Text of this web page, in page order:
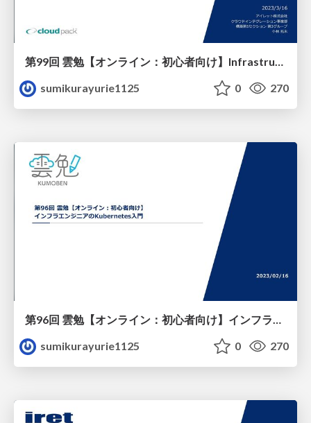
第99回 雲勉【オンライン：初心者向け】Infrastructure as Code (IaC) 入門 〜TerraformとAnsibleを使ってみよう〜
sumikurayurie1125
0 270
第96回 雲勉【オンライン：初心者向け】インフラエンジニアのKubernetes入門
sumikurayurie1125
0 270